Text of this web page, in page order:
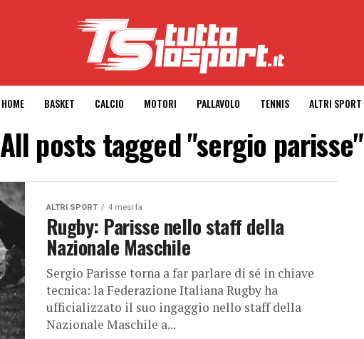
HOME BASKET CALCIO MOTORI PALLAVOLO TENNIS ALTRI SPORT
All posts tagged "sergio parisse"
ALTRI SPORT 4 mesi fa
Rugby: Parisse nello staff della
Nazionale Maschile
Sergio Parisse torna a far parlare di sé in chiave
tecnica: la Federazione Italiana Rugby ha
ufficializzato il suo ingaggio nello staff della
Nazionale Maschile a...